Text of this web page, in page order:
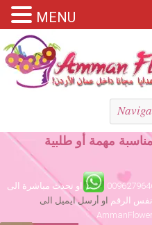
مهمة أو طلبية
او تحدث مباشرة الى
الرقم او أرسل ايميل الى
MENU